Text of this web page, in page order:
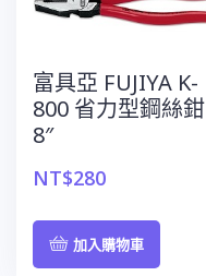
富具亞 FUJIYA K-
800 省力型鋼絲鉗
8″
NT$280
加入購物車